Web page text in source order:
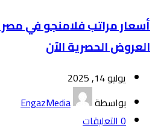
العروض الحصرية الآن
يوليو 14, 2025
بواسطة
EngazMedia
0التعليقات